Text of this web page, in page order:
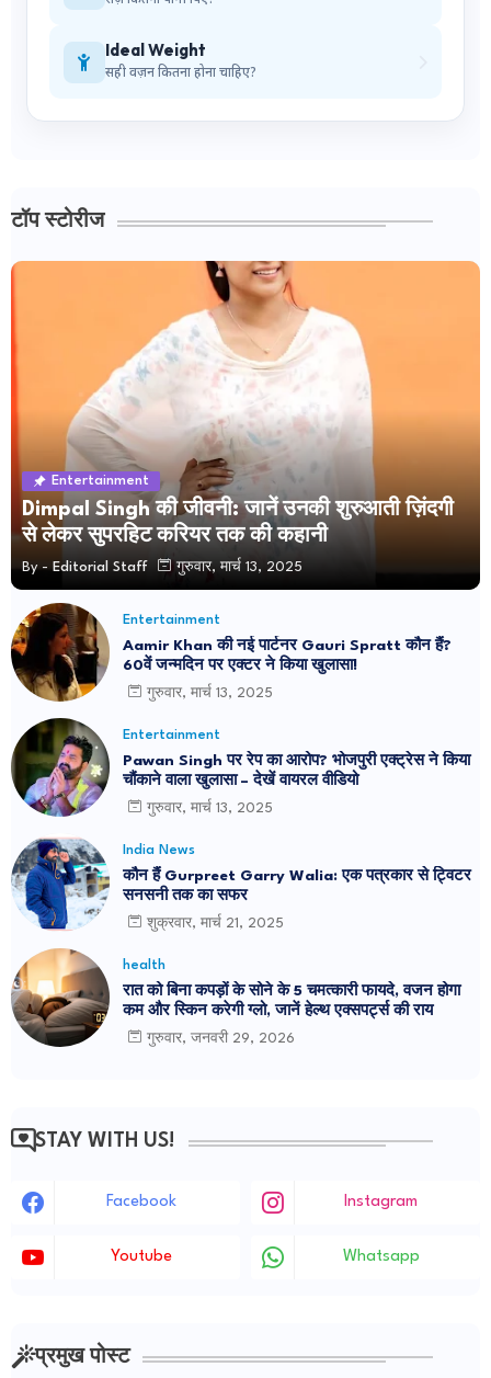
Ideal Weight
सही वज़न कितना होना चाहिए?
टॉप स्टोरीज
Entertainment
Dimpal Singh की जीवनी: जानें उनकी शुरुआती ज़िंदगी
से लेकर सुपरहिट करियर तक की कहानी
By - Editorial Staff गुरुवार, मार्च 13, 2025
Entertainment
Aamir Khan की नई पार्टनर Gauri Spratt कौन हैं?
60वें जन्मदिन पर एक्टर ने किया खुलासा!
गुरुवार, मार्च 13, 2025
Entertainment
Pawan Singh पर रेप का आरोप? भोजपुरी एक्ट्रेस ने किया
चौंकाने वाला खुलासा – देखें वायरल वीडियो
गुरुवार, मार्च 13, 2025
India News
कौन हैं Gurpreet Garry Walia: एक पत्रकार से ट्विटर
सनसनी तक का सफर
शुक्रवार, मार्च 21, 2025
health
रात को बिना कपड़ों के सोने के 5 चमत्कारी फायदे, वजन होगा
कम और स्किन करेगी ग्लो, जानें हेल्थ एक्सपर्ट्स की राय
गुरुवार, जनवरी 29, 2026
STAY WITH US!
Facebook Instagram
Youtube Whatsapp
प्रमुख पोस्ट